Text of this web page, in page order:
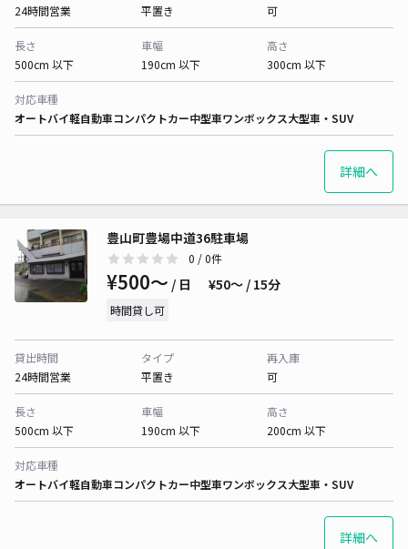
24時間営業
平置き
可
長さ
500cm 以下
車幅
190cm 以下
高さ
300cm 以下
対応車種
オートバイ軽自動車コンパクトカー中型車ワンボックス大型車・SUV
詳細へ
豊山町豊場中道36駐車場
0 / 0件
¥500〜 / 日 ¥50〜 / 15分
時間貸し可
貸出時間
24時間営業
タイプ
平置き
再入庫
可
長さ
500cm 以下
車幅
190cm 以下
高さ
200cm 以下
対応車種
オートバイ軽自動車コンパクトカー中型車ワンボックス大型車・SUV
詳細へ